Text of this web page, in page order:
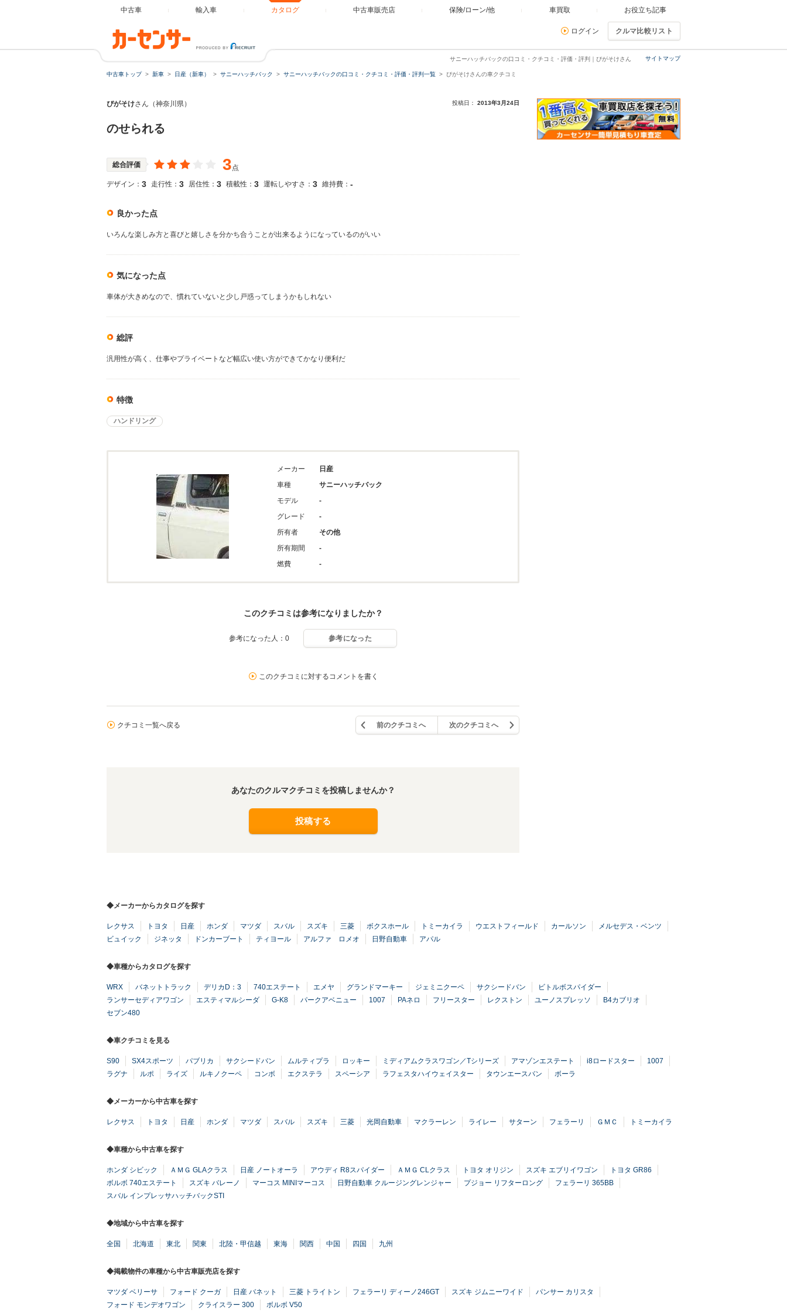
中古車 輸入車 カタログ 中古車販売店 保険/ローン/他 車買取 お役立ち記事
ログイン クルマ比較リスト
サイトマップ
サニーハッチバックの口コミ・クチコミ・評価・評判｜ぴがそけさん
中古車トップ 新車 日産（新車） サニーハッチバック サニーハッチバックの口コミ・クチコミ・評価・評判一覧 ぴがそけさんの車クチコミ
ぴがそけさん（神奈川県） 投稿日： 2013年3月24日
のせられる
総合評価 3点
デザイン： 3 走行性： 3 居住性： 3 積載性： 3 運転しやすさ： 3 維持費： -
良かった点
いろんな楽しみ方と喜びと嬉しさを分かち合うことが出来るようになっているのがいい
気になった点
車体が大きめなので、慣れていないと少し戸惑ってしまうかもしれない
総評
汎用性が高く、仕事やプライベートなど幅広い使い方ができてかなり便利だ
特徴
ハンドリング
メーカー
日産
車種
サニーハッチバック
モデル
-
グレード
-
所有者
その他
所有期間
-
燃費
-
このクチコミは参考になりましたか？
参考になった人：0 参考になった
このクチコミに対するコメントを書く
クチコミ一覧へ戻る 前のクチコミへ 次のクチコミへ
あなたのクルマクチコミを投稿しませんか？
投稿する
◆メーカーからカタログを探す
レクサス トヨタ 日産 ホンダ マツダ スバル スズキ 三菱 ボクスホール トミーカイラ ウエストフィールド カールソン
メルセデス・ベンツ
ビュイック
ジネッタ ドンカーブート ティヨール アルファ ロメオ 日野自動車 アパル
◆車種からカタログを探す
WRX バネットトラック デリカD：3 740エステート エメヤ グランドマーキー ジェミニクーペ サクシードバン
ビトルボスパイダー
ランサーセディアワゴン
エスティマルシーダ G-K8 パークアベニュー 1007 PAネロ フリースター レクストン ユーノスプレッソ
B4カブリオ
セブン480
◆車クチコミを見る
S90 SX4スポーツ パブリカ サクシードバン ムルティプラ ロッキー ミディアムクラスワゴン／Tシリーズ アマゾンエステート i8ロードスター
1007
ラグナ
ルポ ライズ ルキノクーペ コンボ エクステラ スペーシア ラフェスタハイウェイスター タウンエースバン ボーラ
◆メーカーから中古車を探す
レクサス トヨタ 日産 ホンダ マツダ スバル スズキ 三菱 光岡自動車 マクラーレン ライレー サターン フェラーリ ＧＭＣ トミーカイラ
◆車種から中古車を探す
ホンダ シビック ＡＭＧ GLAクラス 日産 ノートオーラ アウディ R8スパイダー ＡＭＧ CLクラス トヨタ オリジン スズキ エブリイワゴン
トヨタ GR86
ボルボ 740エステート
スズキ バレーノ マーコス MINIマーコス 日野自動車 クルージングレンジャー プジョー リフターロング
フェラーリ 365BB
スバル インプレッサハッチバックSTI
◆地域から中古車を探す
全国 北海道 東北 関東 北陸・甲信越 東海 関西 中国 四国 九州
◆掲載物件の車種から中古車販売店を探す
マツダ ベリーサ フォード クーガ 日産 バネット 三菱 トライトン フェラーリ ディーノ246GT スズキ ジムニーワイド
パンサー カリスタ
フォード モンデオワゴン
クライスラー 300 ボルボ V50